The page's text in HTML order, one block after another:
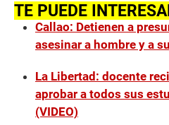
TE PUEDE
Callao: Detienen a
asesinar a hombre y a
La Libertad: docente
aprobar a todos sus
(VIDEO)